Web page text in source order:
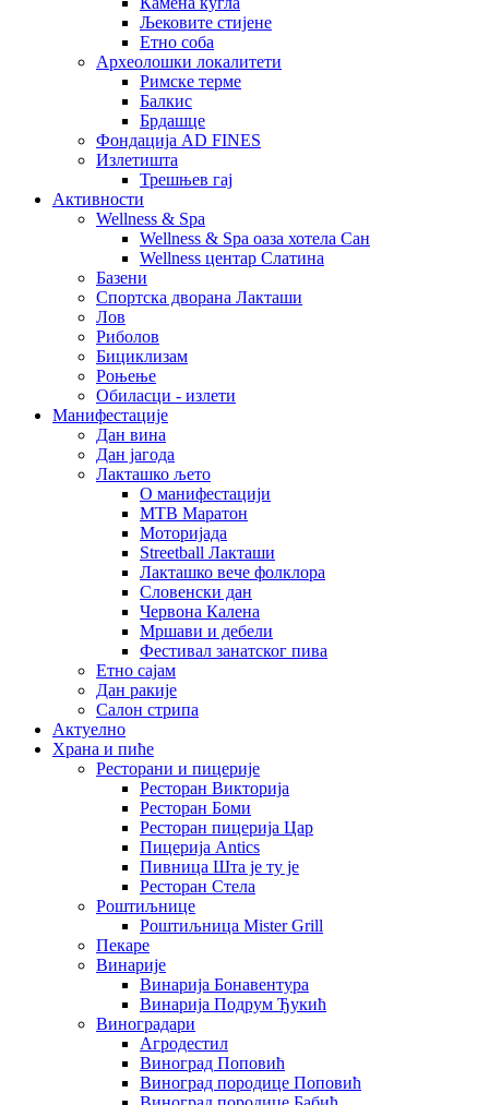
Љековите стијене
Етно соба
Археолошки локалитети
Римске терме
Балкис
Брдашце
Фондација AD FINES
Излетишта
Трешњев гај
Активности
Wellness & Spa
Wellness & Spa оаза хотела Сан
Wellness центар Слатина
Базени
Спортска дворана Лакташи
Лов
Риболов
Бициклизам
Роњење
Обиласци - излети
Манифестације
Дан вина
Дан јагода
Лакташко љето
О манифестацији
MTB Маратон
Моторијада
Streetball Лакташи
Лакташко вече фолклора
Словенски дан
Червона Калена
Мршави и дебели
Фестивал занатског пива
Етно сајам
Дан ракије
Салон стрипа
Актуелно
Храна и пиће
Ресторани и пицерије
Ресторан Викторија
Ресторан Боми
Ресторан пицерија Цар
Пицерија Аntics
Пивница Шта је ту је
Ресторан Стела
Роштиљнице
Роштиљница Mister Grill
Пекаре
Винарије
Винарија Бонавентура
Винарија Подрум Ђукић
Виноградари
Агродестил
Виноград Поповић
Виноград породице Поповић